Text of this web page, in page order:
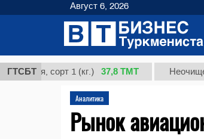
ГТСБТ
сорт 1 (кг.) 37,8 ТМТ Неочищенная
Аналитика
Рынок
Август 6, 2026